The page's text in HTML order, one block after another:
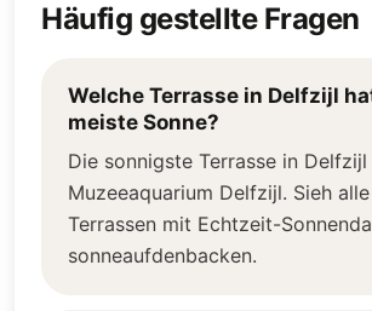
Häufig gestellte Fragen
Welche Terrasse in Delfzijl
meiste Sonne?
Die sonnigste Terrasse in Delfzijl
Muzeeaquarium Delfzijl. Sieh
Terrassen mit Echtzeit-
sonneaufdenbacken.